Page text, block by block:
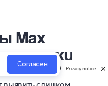
Max
выявить слишком
Согласен Privacy notice